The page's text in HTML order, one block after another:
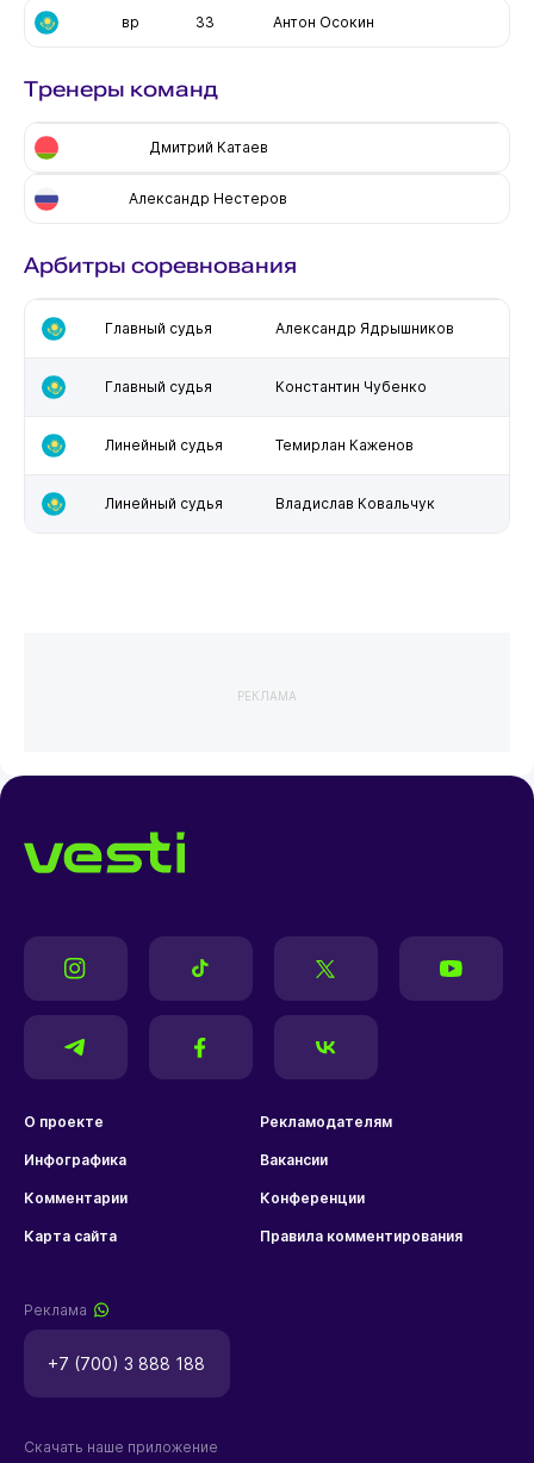
вр 33 Антон Осокин
Тренеры команд
Дмитрий Катаев
Александр Нестеров
Арбитры соревнования
Главный судья Александр Ядрышников
Главный судья Константин Чубенко
Линейный судья Темирлан Каженов
Линейный судья Владислав Ковальчук
РЕКЛАМА
О проекте Рекламодателям
Инфографика Вакансии
Комментарии Конференции
Карта сайта Правила комментирования
Реклама
+7 (700) 3 888 188
Скачать наше приложение